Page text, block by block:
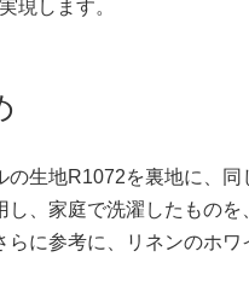
現します。
生地R1072を裏地に、同
、家庭で洗濯したものを
に参考に、リネンのホワ